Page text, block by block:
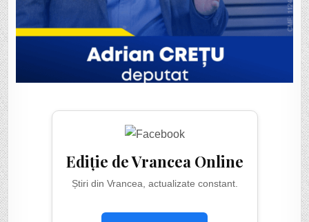
Ediție de Vrancea Online
Știri din Vrancea, actualizate constant.